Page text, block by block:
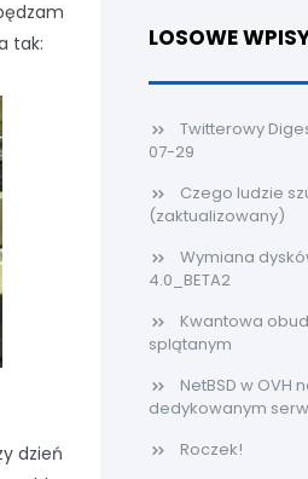
tak:
dzień
LOSOWE
Twitterowy
07-29
Czego ludzie
(zaktualizowany)
Wymiana
4.0_BETA2
Kwantowa
splątanym
NetBSD w OVH
dedykowanym
Roczek!